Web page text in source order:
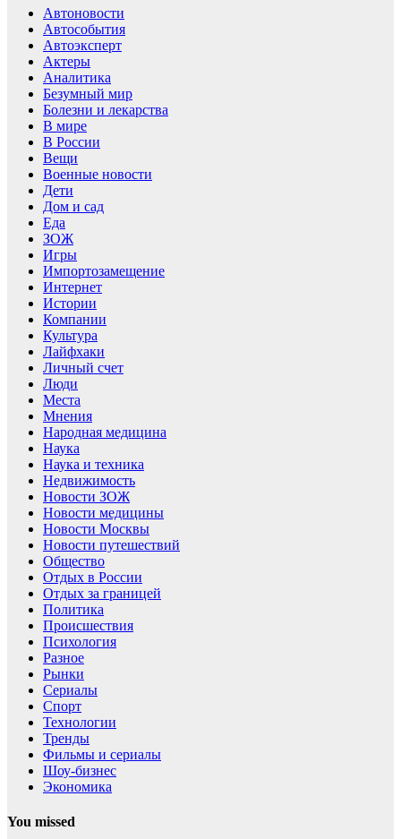
Автоновости
Автособытия
Автоэксперт
Актеры
Аналитика
Безумный мир
Болезни и лекарства
В мире
В России
Вещи
Военные новости
Дети
Дом и сад
Еда
ЗОЖ
Игры
Импортозамещение
Интернет
Истории
Компании
Культура
Лайфхаки
Личный счет
Люди
Места
Мнения
Народная медицина
Наука
Наука и техника
Недвижимость
Новости ЗОЖ
Новости медицины
Новости Москвы
Новости путешествий
Общество
Отдых в России
Отдых за границей
Политика
Происшествия
Психология
Разное
Рынки
Сериалы
Спорт
Технологии
Тренды
Фильмы и сериалы
Шоу-бизнес
Экономика
You missed